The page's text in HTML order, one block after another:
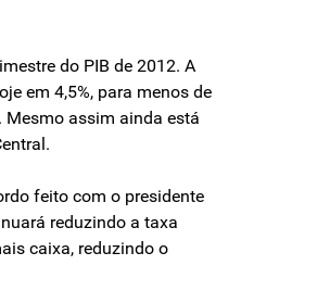
do PIB de 2012. A
em 4,5%, para menos de
Mesmo assim ainda está
feito com o presidente
reduzindo a taxa
caixa, reduzindo o